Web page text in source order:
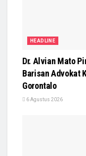
HEADLINE
Dr. Alvian Mato
Barisan Advokat
Gorontalo
6 Agustus 2026